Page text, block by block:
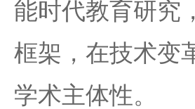
能时代教育研究
框架，在技术变
学术主体性。